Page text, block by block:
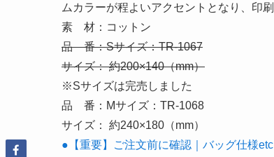
ムカラーが程よいアクセントとなり、印
素 材：コットン
品 番：Sサイズ：TR-1067
サイズ： 約200×140（mm）
※Sサイズは完売しました
品 番：Mサイズ：TR-1068
サイズ： 約240×180（mm）
●【重要】ご注文前に確認｜バッグ仕様etc